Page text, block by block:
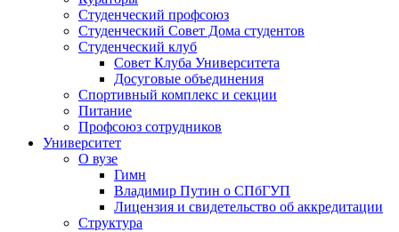
Студенческий профсоюз
Студенческий Совет Дома студентов
Студенческий клуб
Совет Клуба Университета
Досуговые объединения
Спортивный комплекс и секции
Питание
Профсоюз сотрудников
Университет
О вузе
Гимн
Владимир Путин о СПбГУП
Лицензия и свидетельство об аккредитации
Структура